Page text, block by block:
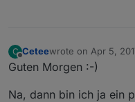
C
Offline
Ceteewrote on Apr 5,
last edited by
Guten Morgen :-)
Na, dann bin ich ja ein